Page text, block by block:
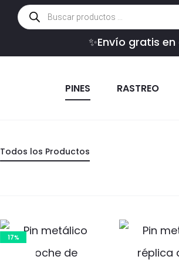
Búsqueda
de
productos
✨Envío gratis
PINES RASTREO
Todos los Productos
17%